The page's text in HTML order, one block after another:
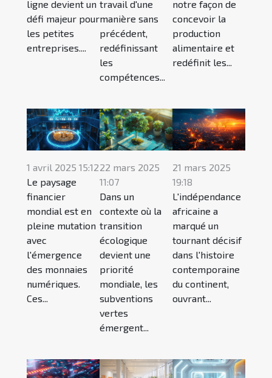
ligne devient un
défi majeur pour
les petites
entreprises....
travail d'une
manière sans
précédent,
redéfinissant
les
compétences...
notre façon de
concevoir la
production
alimentaire et
redéfinit les...
1 avril 2025 15:12
Le paysage
financier
mondial est en
pleine mutation
avec
l'émergence
des monnaies
numériques.
Ces...
22 mars 2025
11:07
Dans un
contexte où la
transition
écologique
devient une
priorité
mondiale, les
subventions
vertes
émergent...
21 mars 2025
19:18
L'indépendance
africaine a
marqué un
tournant décisif
dans l'histoire
contemporaine
du continent,
ouvrant...